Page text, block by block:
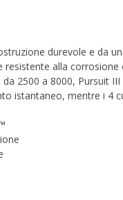
durevole e da
alla
2500 a 8000, Pursuit
istantaneo, mentre i 4